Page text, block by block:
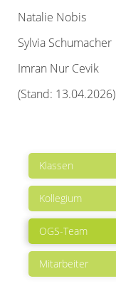
Natalie Nobis
Sylvia Schumacher
Imran Nur Cevik
(Stand: 13.04.2026)
Klassen
Kollegium
OGS-Team
Mitarbeiter